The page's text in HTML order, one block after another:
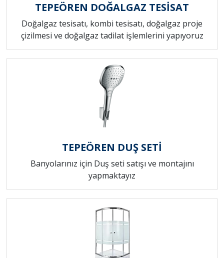
TEPEÖREN DOĞALGAZ TESİSAT
Doğalgaz tesisatı, kombi tesisatı, doğalgaz proje
çizilmesi ve doğalgaz tadilat işlemlerini yapıyoruz
TEPEÖREN DUŞ SETİ
Banyolarınız için Duş seti satışı ve montajını
yapmaktayız